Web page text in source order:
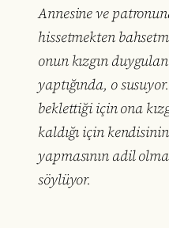
Annesine ve
hissetmekten
onun kızgın
yaptığında, o
beklettiği için ona
kaldığı için
yapmasının adil
söylüyor.